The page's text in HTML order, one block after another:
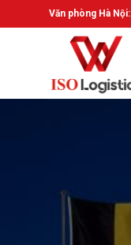
đến
Văn phòng Hà Nội: